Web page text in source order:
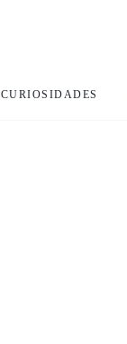
CURIOSIDADES